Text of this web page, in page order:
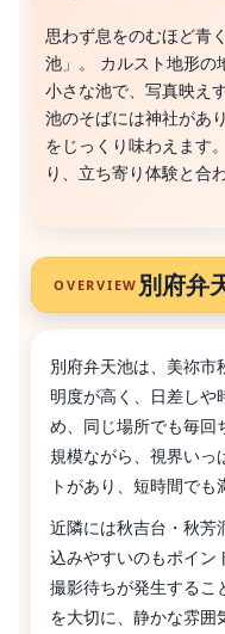
思わず息をのむほど青
池」。 カルスト地形の
小さな池で、写真映え
池のそばには神社があ
をじっくり味わえます
り、立ち寄り体験と合
OVERVIEW 別府弁
別府弁天池は、美祢市
明度が高く、日差しや
め、同じ場所でも毎回
規模ながら、視界いっ
トがあり、短時間でも
近隣には秋吉台・秋芳
込みやすいのもポイン
撮影待ちが発生するこ
を大切に、静かな雰囲